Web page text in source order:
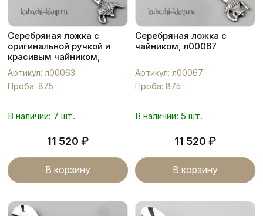
Серебряная ложка с
оригинальной ручкой и
красивым чайником,
л00063
Артикул: л00063
Проба: 875
В наличии: 7 шт.
11 520 ₽
В корзину
Серебряная ложка с
чайником, л00067
Артикул: л00067
Проба: 875
В наличии: 5 шт.
11 520 ₽
В корзину